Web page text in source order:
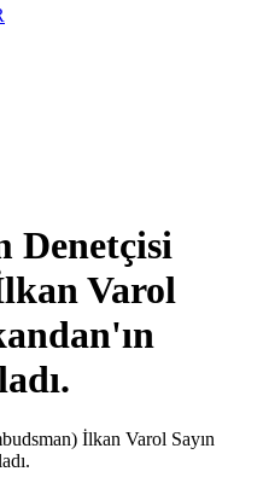
Denetçisi
Varol